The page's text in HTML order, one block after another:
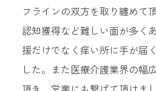
フラインの双方を取り纏めて
認知獲得など難しい面が多く
援だけでなく痒い所に手が届
した。また医療介護業界の幅